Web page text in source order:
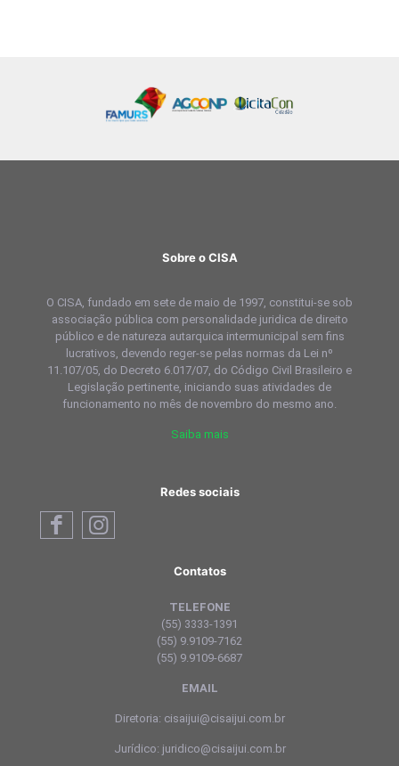
Sobre o CISA
O CISA, fundado em sete de maio de 1997, constitui-se sob
associação pública com personalidade juridica de direito
público e de natureza autarquica intermunicipal sem fins
lucrativos, devendo reger-se pelas normas da Lei nº
11.107/05, do Decreto 6.017/07, do Código Civil Brasileiro e
Legislação pertinente, iniciando suas atividades de
funcionamento no mês de novembro do mesmo ano.
Saiba mais
Redes sociais
Contatos
TELEFONE
(55) 3333-1391
(55) 9.9109-7162
(55) 9.9109-6687
EMAIL
Diretoria: cisaijui@cisaijui.com.br
Jurídico: juridico@cisaijui.com.br